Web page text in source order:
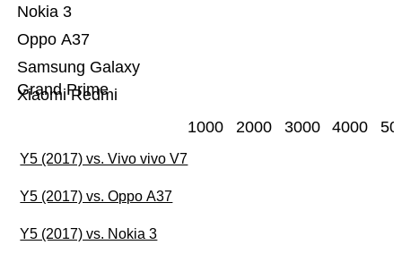
Xiaomi Redmi
Samsung Galaxy
Grand Prime
Oppo A37
Nokia 3
1000 2000 3000 4000
Y5 (2017) vs. Vivo vivo V7
Y5 (2017) vs. Oppo A37
Y5 (2017) vs. Nokia 3